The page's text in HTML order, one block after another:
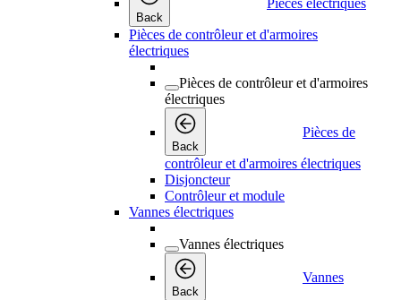
Back
Pièces électriques
Pièces de contrôleur et d'armoires
électriques
Pièces de contrôleur et d'armoires
électriques
Back
Pièces de
contrôleur et d'armoires électriques
Disjoncteur
Contrôleur et module
Vannes électriques
Vannes électriques
Back
Vannes